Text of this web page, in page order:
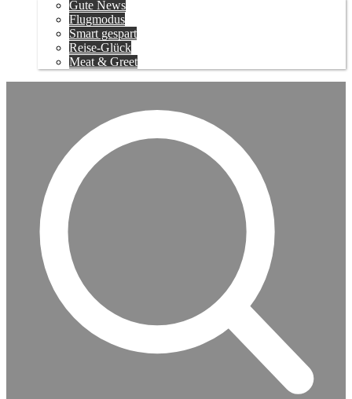
Gute News
Flugmodus
Smart gespart
Reise-Glück
Meat & Greet